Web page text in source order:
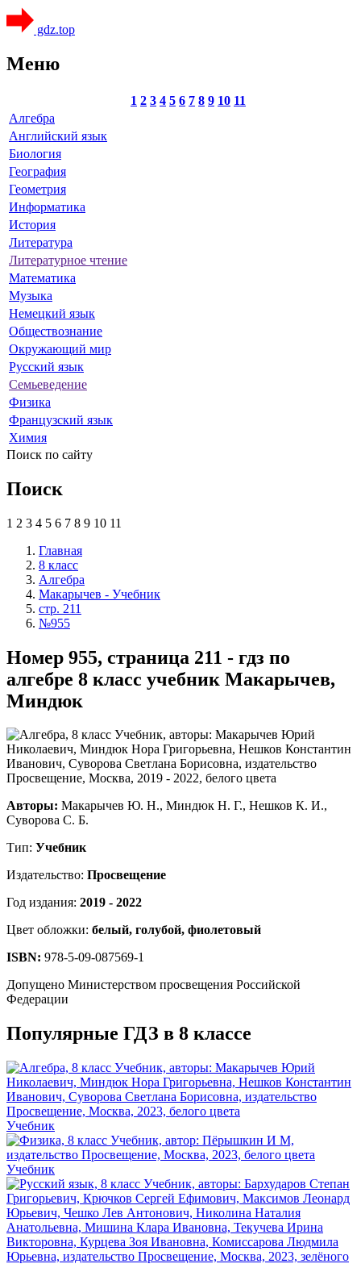
gdz.top
Меню
1 2 3 4 5 6 7 8 9 10 11
Алгебра
Английский язык
Биология
География
Геометрия
Информатика
История
Литература
Литературное чтение
Математика
Музыка
Немецкий язык
Обществознание
Окружающий мир
Русский язык
Семьеведение
Физика
Французский язык
Химия
Поиск по сайту
Поиск
1 2 3 4 5 6 7 8 9 10 11
Главная
8 класс
Алгебра
Макарычев - Учебник
стр. 211
№955
Номер 955, страница 211 - гдз по
алгебре 8 класс учебник Макарычев,
Миндюк
Авторы: Макарычев Ю. Н., Миндюк Н. Г., Нешков К. И.,
Суворова С. Б.
Тип: Учебник
Издательство: Просвещение
Год издания: 2019 - 2022
Цвет обложки: белый, голубой, фиолетовый
ISBN: 978-5-09-087569-1
Допущено Министерством просвещения Российской
Федерации
Популярные ГДЗ в 8 классе
Учебник
Учебник